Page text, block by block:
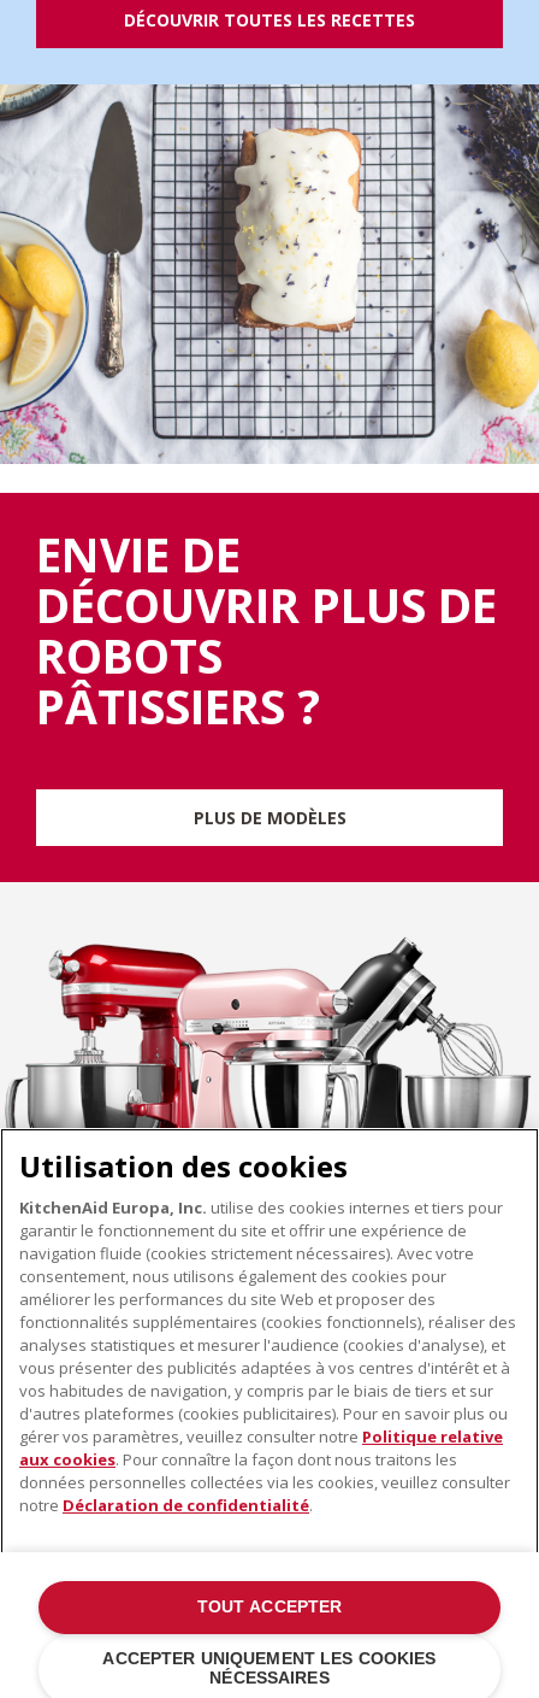
DÉCOUVRIR TOUTES LES RECETTES
ENVIE DE
DÉCOUVRIR PLUS DE
ROBOTS
PÂTISSIERS ?
PLUS DE MODÈLES
À PROPOS DE KITCHENAID
À propos de KitchenAid
Histoire de la marque
Communiqués de presse
ODR
NOS PRODUITS
Petits électroménagers
Matériel de cuisine
Accessoires
SERVICE CLIENT
Trouver un magasin
©2022 Tous droits réservés. KitchenAid et la forme du robot pâtissier
multifonction sont des marques déposées aux États Unis et dans
Utilisation des cookies
KitchenAid Europa, Inc. utilise des cookies internes et tiers pour
garantir le fonctionnement du site et offrir une expérience de
navigation fluide (cookies strictement nécessaires). Avec votre
consentement, nous utilisons également des cookies pour
améliorer les performances du site Web et proposer des
fonctionnalités supplémentaires (cookies fonctionnels), réaliser des
analyses statistiques et mesurer l'audience (cookies d'analyse), et
vous présenter des publicités adaptées à vos centres d'intérêt et à
vos habitudes de navigation, y compris par le biais de tiers et sur
d'autres plateformes (cookies publicitaires). Pour en savoir plus ou
gérer vos paramètres, veuillez consulter notre Politique relative
aux cookies. Pour connaître la façon dont nous traitons les
données personnelles collectées via les cookies, veuillez consulter
notre Déclaration de confidentialité.
ACCEPTER UNIQUEMENT LES COOKIES
NÉCESSAIRES
TOUT ACCEPTER